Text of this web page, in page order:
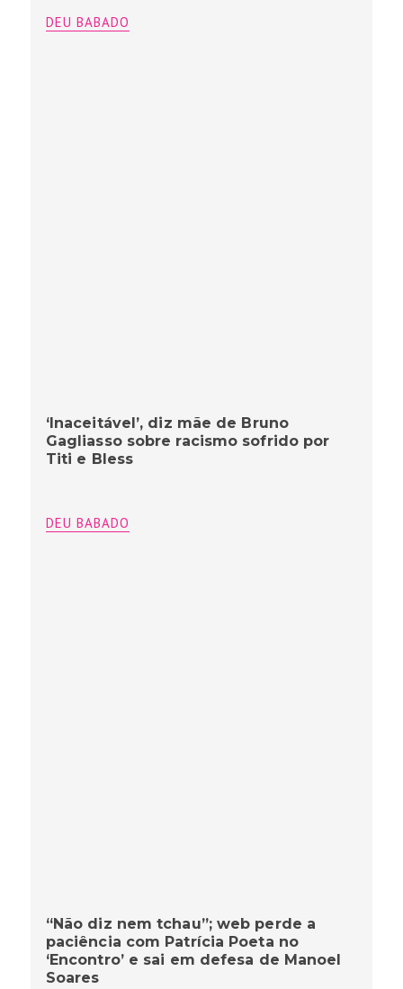
DEU BABADO
‘Inaceitável’, diz mãe de Bruno
Gagliasso sobre racismo sofrido por
Titi e Bless
DEU BABADO
“Não diz nem tchau”; web perde a
paciência com Patrícia Poeta no
‘Encontro’ e sai em defesa de Manoel
Soares